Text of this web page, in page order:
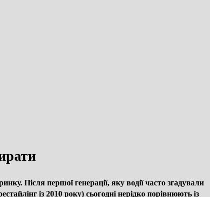
Після першої генерації, яку водії часто згадували
із 2010 року) сьогодні нерідко порівнюють із